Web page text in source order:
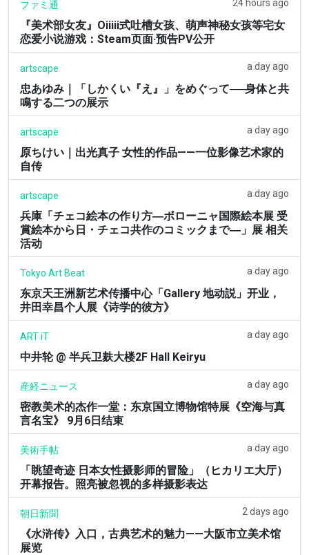
ファミ通 24 hours ago
『美术部女友』Oiiiii式吐槽女孩、萌声神秘女孩等宅女
恋爱小说游戏：Steam页面·预告PV公开
artscape a day ago
忠あゆみ｜「しかくい『え』」をめぐって──身体と共
鳴する二つの展示
artscape a day ago
原ちけい｜出光真子 女性的作品——一位影像艺术家的
自传
artscape a day ago
兵庫「チェコ絵本の作り方―ボローニャ国際絵本展 受
賞絵本から日・チェコ共作のコミックまで―」展 相关
活动
Tokyo Art Beat a day ago
东京天王洲新艺术传播中心「Gallery 地动説」开业，
井田幸昌个人展《诗学的彼方》
ART iT a day ago
中井轮 @ 半兵卫麸大楼2F Hall Keiryu
産経ニュース a day ago
密教美术的杰作一堂：东京国立博物馆特展《空海与真
言名宝》 9月6日结束
美術手帖 a day ago
「眺望奇迹 日本女性摄影师的冒险」（ヒカリエ大厅）
开幕报告。照亮被忽视的多样摄影表达
朝日新聞 2 days ago
《水浒传》入口，古典艺术的魅力——大阪市立美术馆
展览